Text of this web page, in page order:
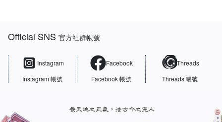
Official SNS官方社群帳號
Instagram
Instagram 帳號
Facebook
Facebook 帳號
Threads
Threads 帳號